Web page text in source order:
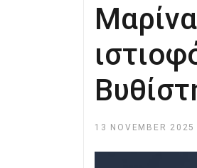
13 NOVEMBER 2025